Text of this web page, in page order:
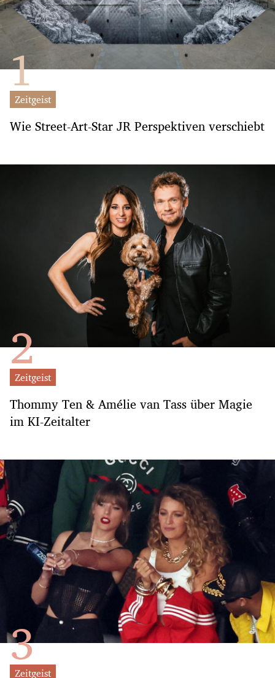
Zeitgeist
Wie Street-Art-Star JR Perspektiven verschiebt
Zeitgeist
Thommy Ten & Amélie van Tass über Magie
im KI-Zeitalter
Zeitgeist